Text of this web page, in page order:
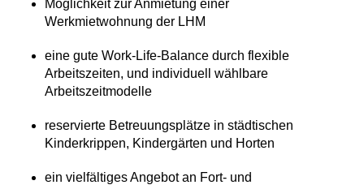
Möglichkeit zur Anmietung einer
Werkmietwohnung der LHM
eine gute Work-Life-Balance durch flexible
Arbeitszeiten, und individuell wählbare
Arbeitszeitmodelle
reservierte Betreuungsplätze in städtischen
Kinderkrippen, Kindergärten und Horten
ein vielfältiges Angebot an Fort- und